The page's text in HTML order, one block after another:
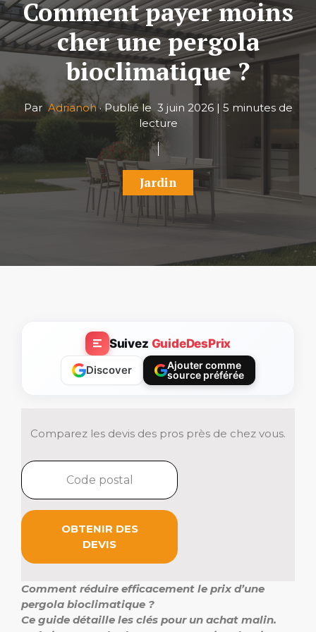
Comment payer moins
cher une pergola
bioclimatique ?
ParAdrianoh· Publié le 3 juin 2026 | 5 minutes de
lecture
Jardin
Suivez GuideDesPrix
Discover
Ajouter comme
source préférée
Comparez les devis des pros près de chez vous.
OBTENIR DES
DEVIS
Comment réduire efficacement le prix d’une
pergola bioclimatique ?
Ce guide détaille les clés pour un achat malin.